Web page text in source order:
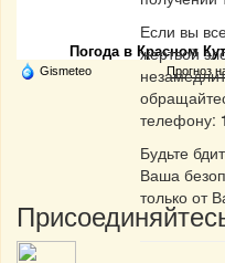
Частная
Погода в Красном
Gismeteo Прогноз
Если вы
жертвой
телефону:
Будьте
Ваша
только от